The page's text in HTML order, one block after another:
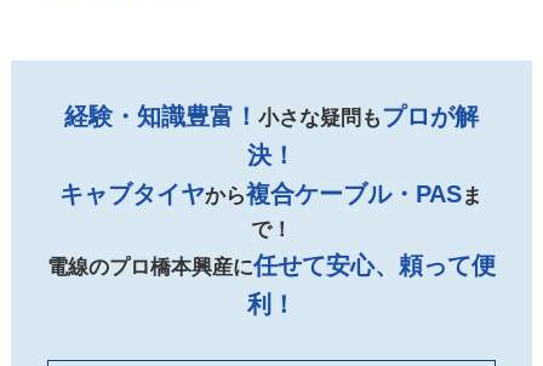
経験・知識豊富！ 小さな疑問もプロが解
決！
キャブタイヤから複合ケーブル・PASま
で！
電線のプロ橋本興産に任せて安心、頼って便
利！